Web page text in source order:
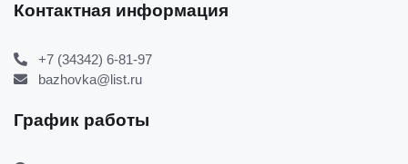
Контактная информация
+7 (34342) 6-81-97
bazhovka@list.ru
График работы